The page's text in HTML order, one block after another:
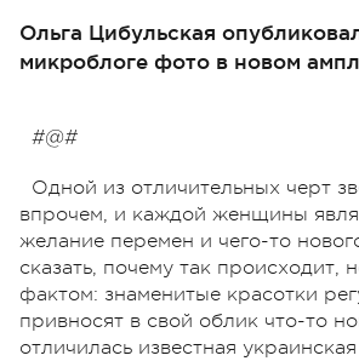
Ольга Цибульская
микроблоге фото в новом
#@#
Одной из отличительных черт
впрочем, и каждой женщины
желание перемен и чего-то
сказать, почему так происходит,
фактом: знаменитые красотки
привносят в свой облик что-то
отличилась известная